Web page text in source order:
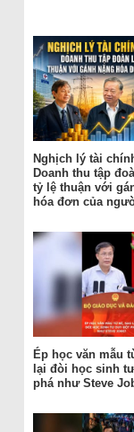
Nghịch lý tài
Doanh thu tập
tỷ lệ thuận với
hóa đơn của
Ép học văn mẫu
lại đòi học sinh
phá như Steve